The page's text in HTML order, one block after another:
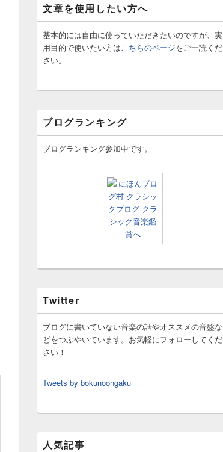
文章を使用したい方へ
基本的には自由に使っていただきたいのですが、実
用目的で使いたい方は こちらのページをご一読くだ
さい。
ブログランキング
ブログランキング参加中です。
Twitter
ブログに書いていない音楽の話やオススメの音盤な
どをつぶやいています。お気軽にフォローしてくだ
さい！
Tweets by bokunoongaku
人気記事